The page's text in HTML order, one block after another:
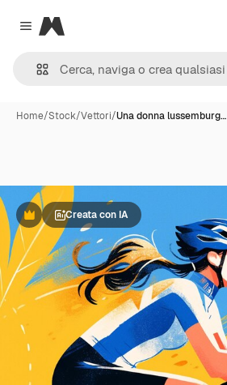
Close menu
Magnific
Home/Stock/Vettori/Una donna lussemburg…
PremiumCreata con IA